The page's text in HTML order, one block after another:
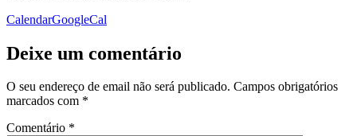
CalendarGoogleCal
Deixe um comentário
O seu endereço de email não será publicado. Campos obrigatórios
marcados com *
Comentário *